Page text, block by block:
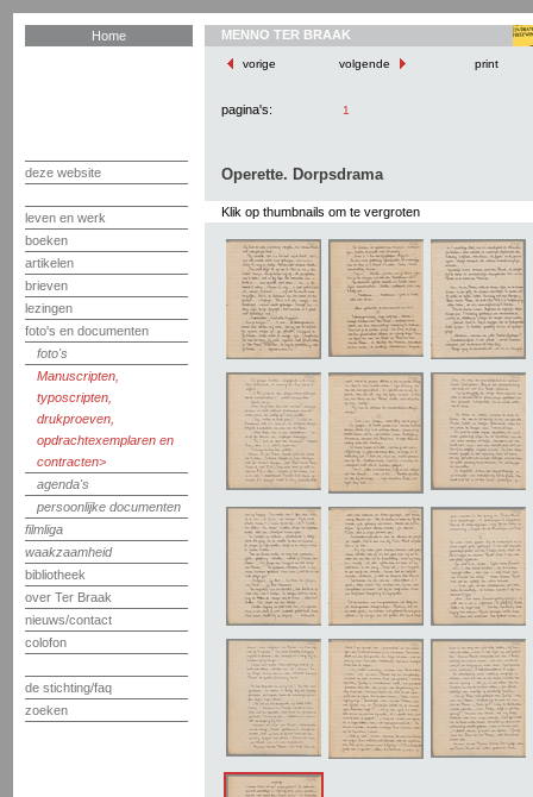
Home
deze website
leven en werk
boeken
artikelen
brieven
lezingen
foto's en documenten
foto's
Manuscripten,
typoscripten,
drukproeven,
opdrachtexemplaren en
contracten
agenda's
persoonlijke documenten
filmliga
waakzaamheid
bibliotheek
over Ter Braak
nieuws/contact
colofon
de stichting/faq
zoeken
MENNO TER BRAAK
vorige volgende print
pagina's: 1
Operette. Dorpsdrama
Klik op thumbnails om te vergroten